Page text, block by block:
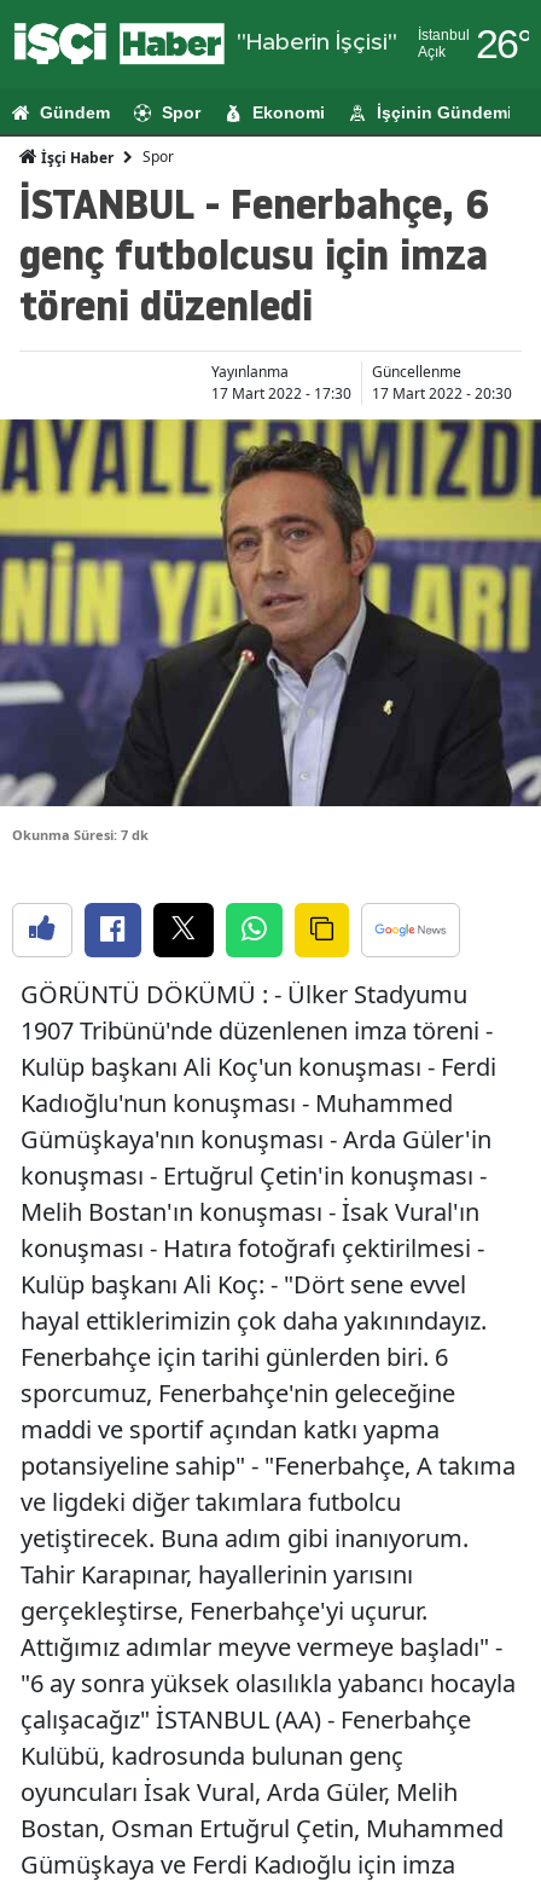
"Haberin İşçisi"
İstanbul
Açık
26°
Adıyaman
Ağrı
Amasya
Antalya
Artvin
Aydın
Bilecik
Bingöl
Bitlis
Çankırı
Çorum
Diyarbakır
Edirne
Erzincan
Erzurum
Eskişehir
Gaziantep
Giresun
Gümüşhane
Mersin
Kars
Kastamonu
Gündem Spor Ekonomi İşçinin Gündemi
İşçi Haber Spor
İSTANBUL - Fenerbahçe, 6
genç futbolcusu için imza
töreni düzenledi
Yayınlanma
17 Mart 2022 - 17:30
Güncellenme
17 Mart 2022 - 20:30
Okunma Süresi: 7 dk
GÖRÜNTÜ DÖKÜMÜ : - Ülker Stadyumu
1907 Tribünü'nde düzenlenen imza töreni -
Kulüp başkanı Ali Koç'un konuşması - Ferdi
Kadıoğlu'nun konuşması - Muhammed
Gümüşkaya'nın konuşması - Arda Güler'in
konuşması - Ertuğrul Çetin'in konuşması -
Melih Bostan'ın konuşması - İsak Vural'ın
konuşması - Hatıra fotoğrafı çektirilmesi -
Kulüp başkanı Ali Koç: - "Dört sene evvel
hayal ettiklerimizin çok daha yakınındayız.
Fenerbahçe için tarihi günlerden biri. 6
sporcumuz, Fenerbahçe'nin geleceğine
maddi ve sportif açından katkı yapma
potansiyeline sahip" - "Fenerbahçe, A takıma
ve ligdeki diğer takımlara futbolcu
yetiştirecek. Buna adım gibi inanıyorum.
Tahir Karapınar, hayallerinin yarısını
gerçekleştirse, Fenerbahçe'yi uçurur.
Attığımız adımlar meyve vermeye başladı" -
"6 ay sonra yüksek olasılıkla yabancı hocayla
çalışacağız" İSTANBUL (AA) - Fenerbahçe
Kulübü, kadrosunda bulunan genç
oyuncuları İsak Vural, Arda Güler, Melih
Bostan, Osman Ertuğrul Çetin, Muhammed
Gümüşkaya ve Ferdi Kadıoğlu için imza